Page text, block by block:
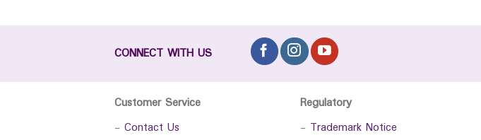
CONNECT WITH US
Customer Service
- Contact Us
Regulatory
- Trademark Notice